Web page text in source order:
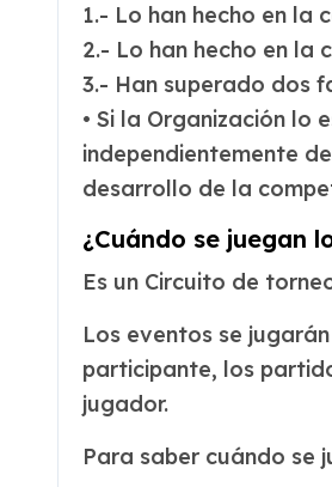
1.- Lo han hecho en la
2.- Lo han hecho en la
3.- Han superado dos
• Si la Organización lo
independientemente
desarrollo de la
¿Cuándo se juegan
Es un Circuito de
Los eventos se
participante, los
jugador.
Para saber cuándo se